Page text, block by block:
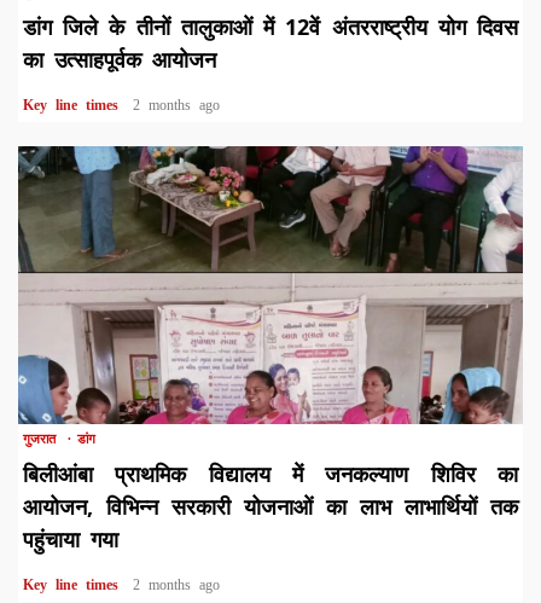
डांग जिले के तीनों तालुकाओं में 12वें अंतरराष्ट्रीय योग दिवस
का उत्साहपूर्वक आयोजन
Key line times 2 months ago
1 min read
गुजरात डांग
बिलीआंबा प्राथमिक विद्यालय में जनकल्याण शिविर का
आयोजन, विभिन्न सरकारी योजनाओं का लाभ लाभार्थियों तक
पहुंचाया गया
Key line times 2 months ago